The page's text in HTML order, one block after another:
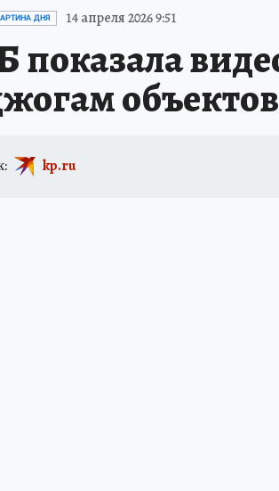
ИСПЫТАНО НА СЕБЕ
ДНЯ 14 апреля 2026 9:51
показала
kp.ru